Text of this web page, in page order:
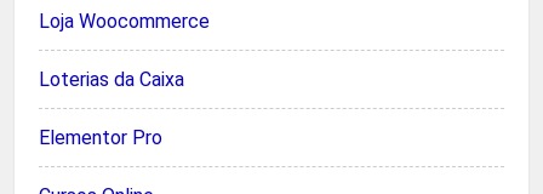
Loja Woocommerce
Loterias da Caixa
Elementor Pro